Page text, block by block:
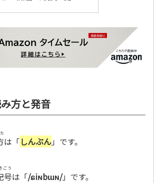
み方と発音
は「しんぶん」です。
号
ごう
は「/ɕiɴbɯɴ/」です。